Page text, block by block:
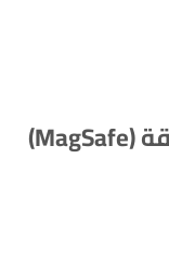
ماسكة هاتف معدنية مع حلقة (MagSafe)